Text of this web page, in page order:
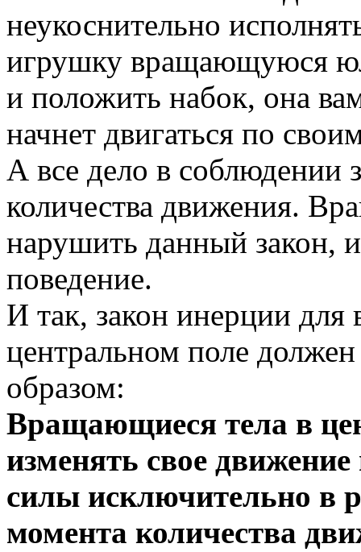
неукоснительно
игрушку вращающуюся
и положить набок, она
начнет двигаться по
А все дело в соблюдении
количества движения.
нарушить данный закон,
поведение.
И так, закон инерции
центральном поле
образом:
Вращающиеся тела в
изменять свое
силы исключительно в
момента количества